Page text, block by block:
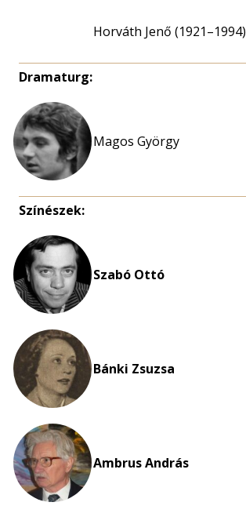
Horváth Jenő (1921–1994)
Dramaturg:
Magos György
Színészek:
Szabó Ottó
Bánki Zsuzsa
Ambrus András